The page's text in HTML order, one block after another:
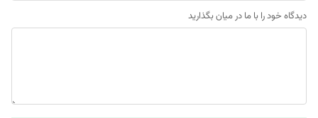
دیدگاه خود را با ما در میان بگذارید